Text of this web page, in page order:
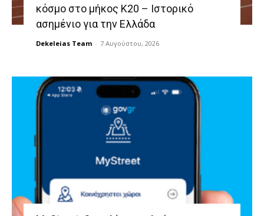
κόσμο στο μήκος Κ20 – Ιστορικό
ασημένιο για την Ελλάδα
Dekeleias Team - 7 Αυγούστου, 2026